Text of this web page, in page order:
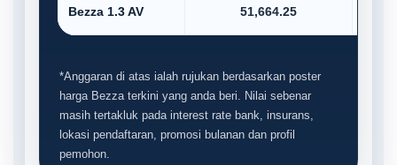
Bezza 1.3 AV 51,664.25
*Anggaran di atas ialah rujukan berdasarkan poster
harga Bezza terkini yang anda beri. Nilai sebenar
masih tertakluk pada interest rate bank, insurans,
lokasi pendaftaran, promosi bulanan dan profil
pemohon.